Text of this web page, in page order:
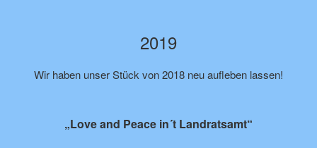
2019
Wir haben unser Stück von 2018 neu aufleben lassen!
„Love and Peace in´t Landratsamt“